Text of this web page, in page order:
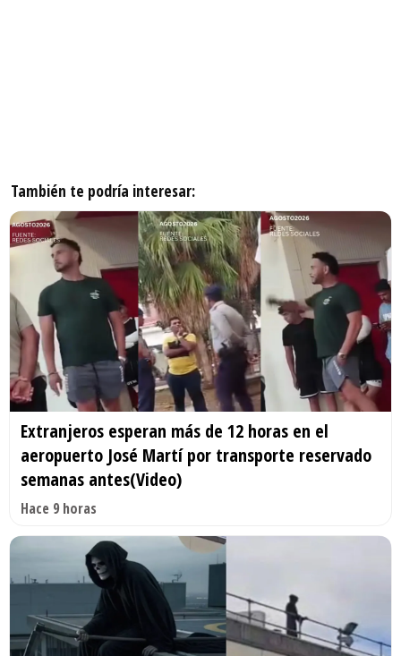
También te podría interesar:
Extranjeros esperan más de 12 horas en el
aeropuerto José Martí por transporte reservado
semanas antes(Video)
Hace 9 horas